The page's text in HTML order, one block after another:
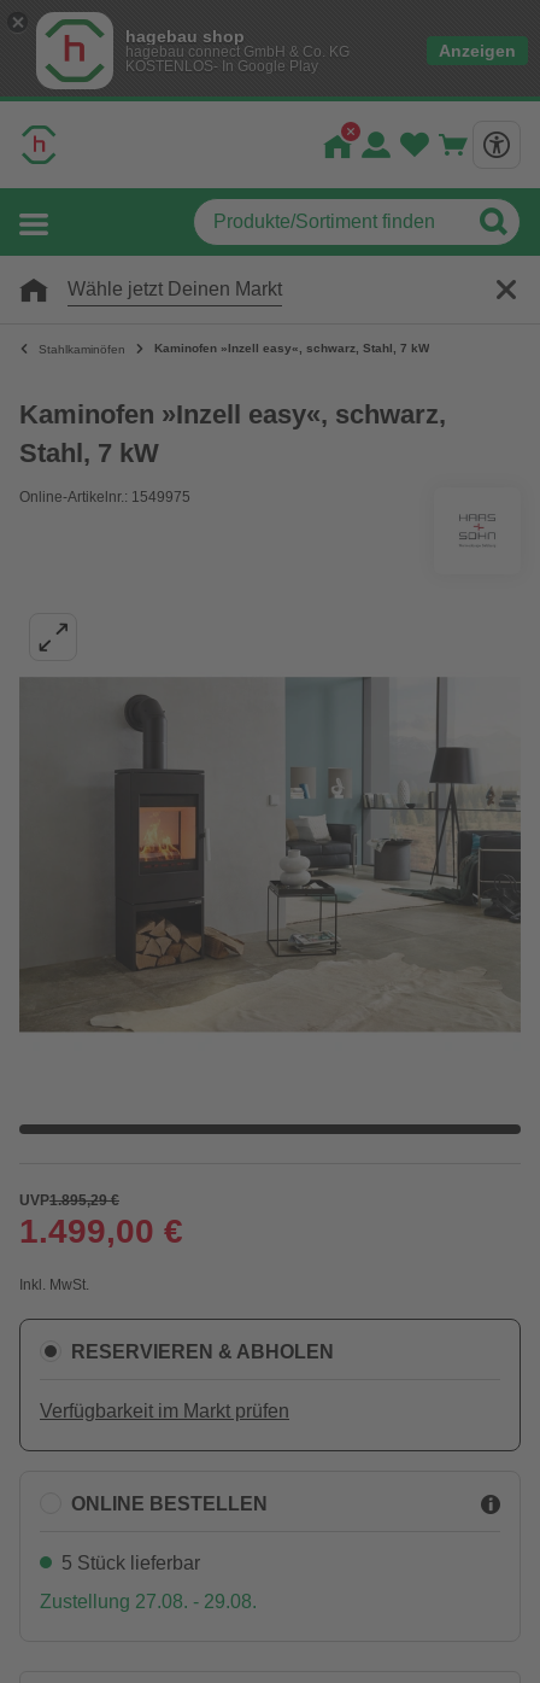
hagebau shop
hagebau connect GmbH & Co. KG
KOSTENLOS- In Google Play
Anzeigen
Wähle jetzt Deinen Markt
Stahlkaminöfen Kaminofen »Inzell easy«, schwarz, Stahl, 7 kW
Kaminofen »Inzell easy«, schwarz,
Stahl, 7 kW
Online-Artikelnr.: 1549975
UVP1.895,29 €
1.499,00 €
Inkl. MwSt.
RESERVIEREN & ABHOLEN
Verfügbarkeit im Markt prüfen
ONLINE BESTELLEN
5 Stück lieferbar
Zustellung 27.08. - 29.08.